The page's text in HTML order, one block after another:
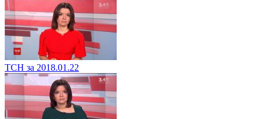
ТСН за 2018.01.22